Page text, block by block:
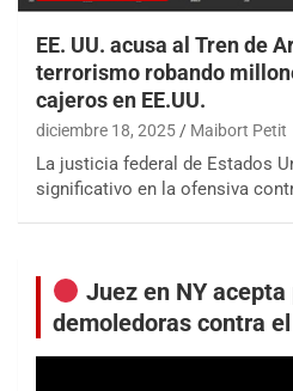
EE. UU. acusa al Tren de
terrorismo robando
cajeros en EE.UU.
diciembre 18, 2025 Maibort Petit
La justicia federal de Estados
significativo en la ofensiva
Juez en NY acepta
demoledoras contra